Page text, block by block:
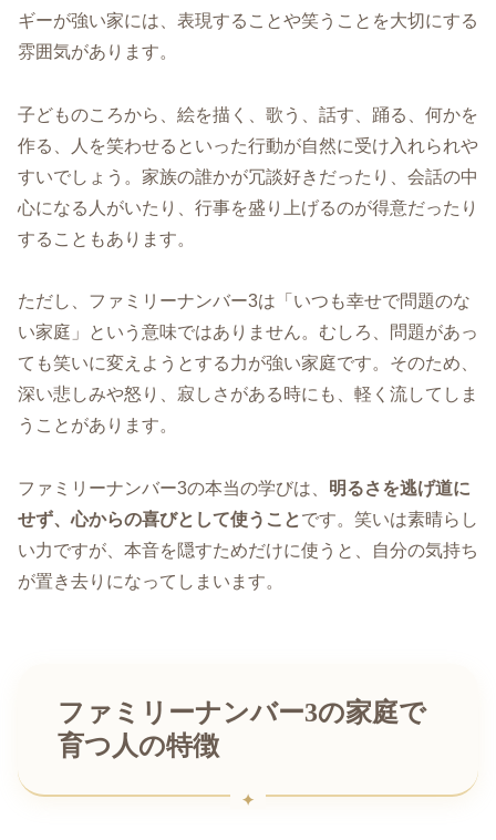
ギーが強い家には、表現することや笑うことを大切にする
雰囲気があります。
子どものころから、絵を描く、歌う、話す、踊る、何かを
作る、人を笑わせるといった行動が自然に受け入れられや
すいでしょう。家族の誰かが冗談好きだったり、会話の中
心になる人がいたり、行事を盛り上げるのが得意だったり
することもあります。
ただし、ファミリーナンバー3は「いつも幸せで問題のな
い家庭」という意味ではありません。むしろ、問題があっ
ても笑いに変えようとする力が強い家庭です。そのため、
深い悲しみや怒り、寂しさがある時にも、軽く流してしま
うことがあります。
ファミリーナンバー3の本当の学びは、 明るさを逃げ道に
せず、心からの喜びとして使うことです。笑いは素晴らし
い力ですが、本音を隠すためだけに使うと、自分の気持ち
が置き去りになってしまいます。
ファミリーナンバー3の家庭で
育つ人の特徴